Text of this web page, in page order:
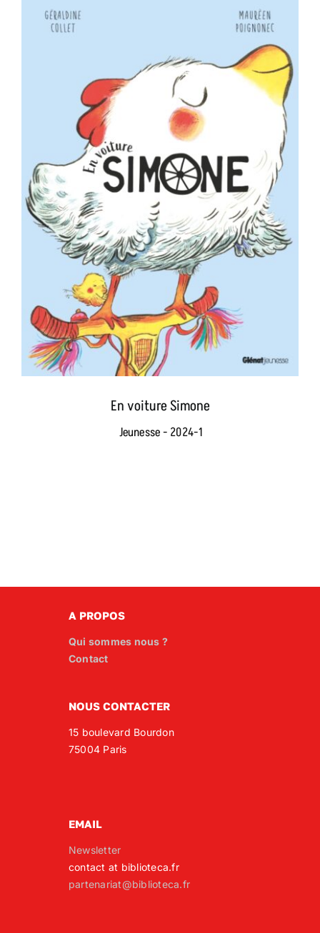
En voiture Simone
Jeunesse - 2024-1
A PROPOS
Qui sommes nous ?
Contact
NOUS CONTACTER
15 boulevard Bourdon
75004 Paris
EMAIL
Newsletter
contact at biblioteca.fr
partenariat@biblioteca.fr